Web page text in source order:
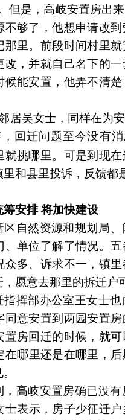
但是，高岐安置房出
不够了，他想申请改
那里。前段时间村里
改，并就自己名下的
候能安置，他弄不清
居吴女士，同样在为
，回迁问题至今没有
就挑哪里。可是到现
和县里投诉，反馈都
筹安排 将加快建设
区自然资源和规划局
单位了解了情况。 五
众多、 诉求不一 ，镇
愿意去那里的拆迁户
指挥部办公室王女士
同意安置到两园安置
置房回迁的时候，就
在哪里还是在哪里 ，
，高岐安置房确已没有
士表示， 房子少征迁